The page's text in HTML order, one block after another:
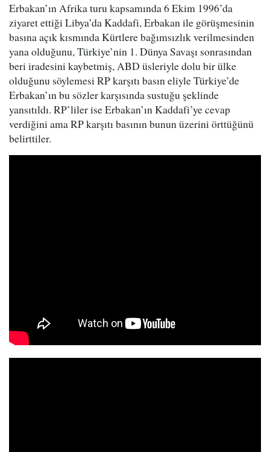
Erbakan’ın Afrika turu kapsamında 6 Ekim 1996’da
ziyaret ettiği Libya’da Kaddafi, Erbakan ile görüşmesinin
basına açık kısmında Kürtlere bağımsızlık verilmesinden
yana olduğunu, Türkiye’nin 1. Dünya Savaşı sonrasından
beri iradesini kaybetmiş, ABD üsleriyle dolu bir ülke
olduğunu söylemesi RP karşıtı basın eliyle Türkiye’de
Erbakan’ın bu sözler karşısında sustuğu şeklinde
yansıtıldı. RP’liler ise Erbakan’ın Kaddafi’ye cevap
verdiğini ama RP karşıtı basının bunun üzerini örttüğünü
belirttiler.